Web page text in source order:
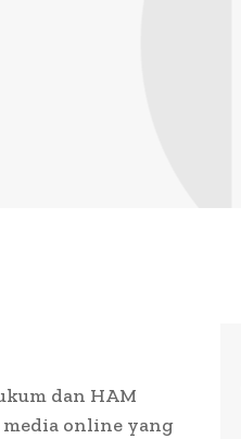
dan HAM
media online yang